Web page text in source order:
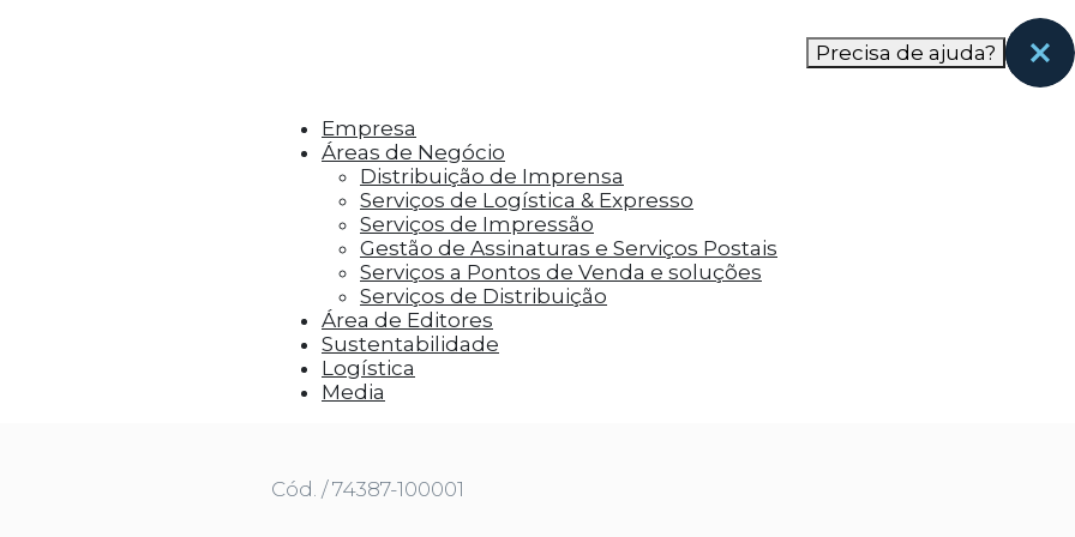
aos visitantes anúncios personalizados com base nas páginas que eles visitaram antes e analisar a
Precisa de ajuda?
Empresa
Áreas de Negócio
Distribuição de Imprensa
Serviços de Logística & Expresso
Serviços de Impressão
Gestão de Assinaturas e Serviços Postais
Serviços a Pontos de Venda e soluções
Serviços de Distribuição
Área de Editores
Sustentabilidade
Logística
Media
Cód. / 74387-100001